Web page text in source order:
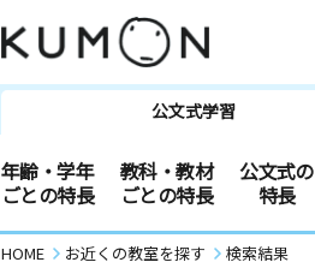
公文式学習
年齢・学年
ごとの特長
教科・教材
ごとの特長
公文式の
特長
HOME お近くの教室を探す 検索結果